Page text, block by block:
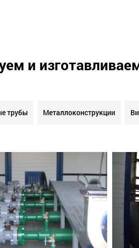
и
трубы Металлоконструкции